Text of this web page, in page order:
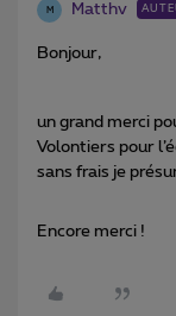
M Matthv
Bonjour,
un grand merci
Volontiers pour
sans frais je
Encore merci !